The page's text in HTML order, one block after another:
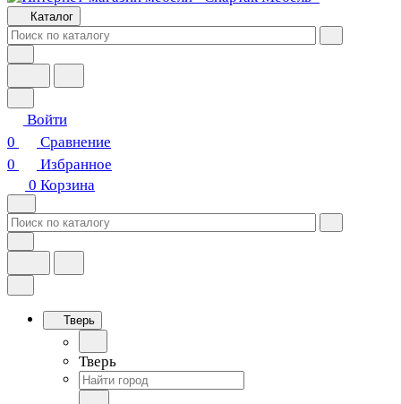
Каталог
Войти
0
Сравнение
0
Избранное
0 Корзина
Тверь
Тверь